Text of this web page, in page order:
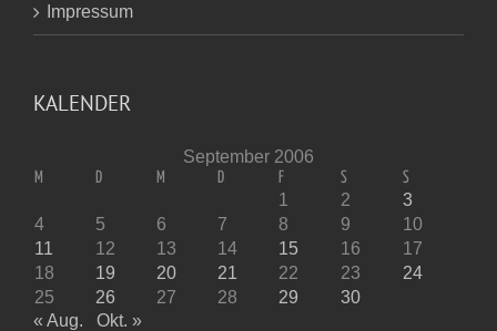
Impressum
KALENDER
September 2006
M D M D F S S
1 2
3
4
5 6 7 8 9
10
11
12 13 14 15 16
17
18
19 20 21 22 23
24
25
26 27 28 29
30
« Aug.
Okt. »